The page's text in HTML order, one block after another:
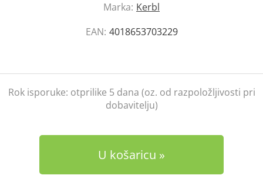
Marka: Kerbl
EAN: 4018653703229
Rok isporuke: otprilike 5 dana (oz. od razpoložljivosti pri
dobavitelju)
U košaricu